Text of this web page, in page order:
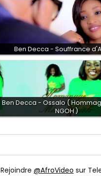
Ben Decca - Souffrance
Ben Decca - Ossalo (
NGOH )
Rejoindre @AfroVideo sur